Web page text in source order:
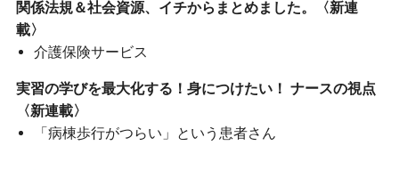
関係法規＆社会資源、イチからまとめました。〈新連
載〉
介護保険サービス
実習の学びを最大化する！身につけたい！ ナースの視点
〈新連載〉
「病棟歩行がつらい」という患者さん